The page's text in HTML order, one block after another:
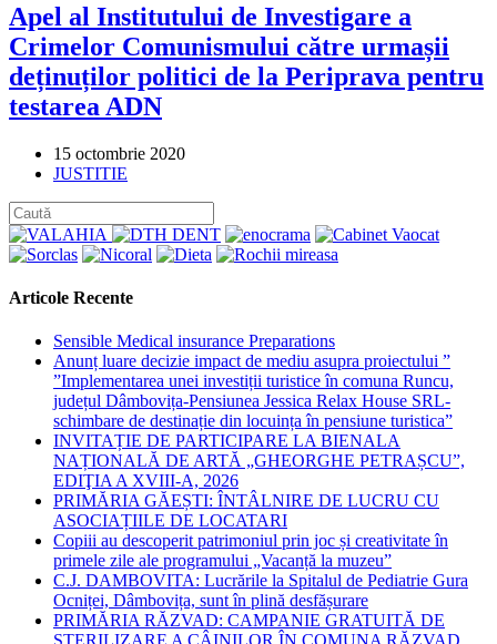
Apel al Institutului de Investigare a
Crimelor Comunismului către urmașii
deținuților politici de la Periprava pentru
testarea ADN
Post
published:
15 octombrie 2020
Post
JUSTITIE
Articole Recente
Sensible Medical insurance Preparations
Anunț luare decizie impact de mediu asupra proiectului ”
”Implementarea unei investiții turistice în comuna Runcu,
județul Dâmbovița-Pensiunea Jessica Relax House SRL-
schimbare de destinație din locuința în pensiune turistica”
INVITAȚIE DE PARTICIPARE LA BIENALA
NAȚIONALĂ DE ARTĂ „GHEORGHE PETRAȘCU”,
EDIŢIA A XVIII-A, 2026
PRIMĂRIA GĂEȘTI: ÎNTÂLNIRE DE LUCRU CU
ASOCIAȚIILE DE LOCATARI
Copiii au descoperit patrimoniul prin joc și creativitate în
primele zile ale programului „Vacanță la muzeu”
C.J. DAMBOVITA: Lucrările la Spitalul de Pediatrie Gura
Ocniței, Dâmbovița, sunt în plină desfășurare
PRIMĂRIA RĂZVAD: CAMPANIE GRATUITĂ DE